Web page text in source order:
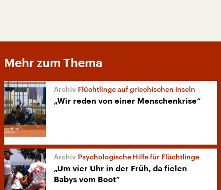
Mehr zum Thema
Flüchtlinge auf griechischen Inseln
„Wir reden von einer Menschenkrise“
Psychologische Hilfe für Flüchtlinge
„Um vier Uhr in der Früh, da fielen
Babys vom Boot“